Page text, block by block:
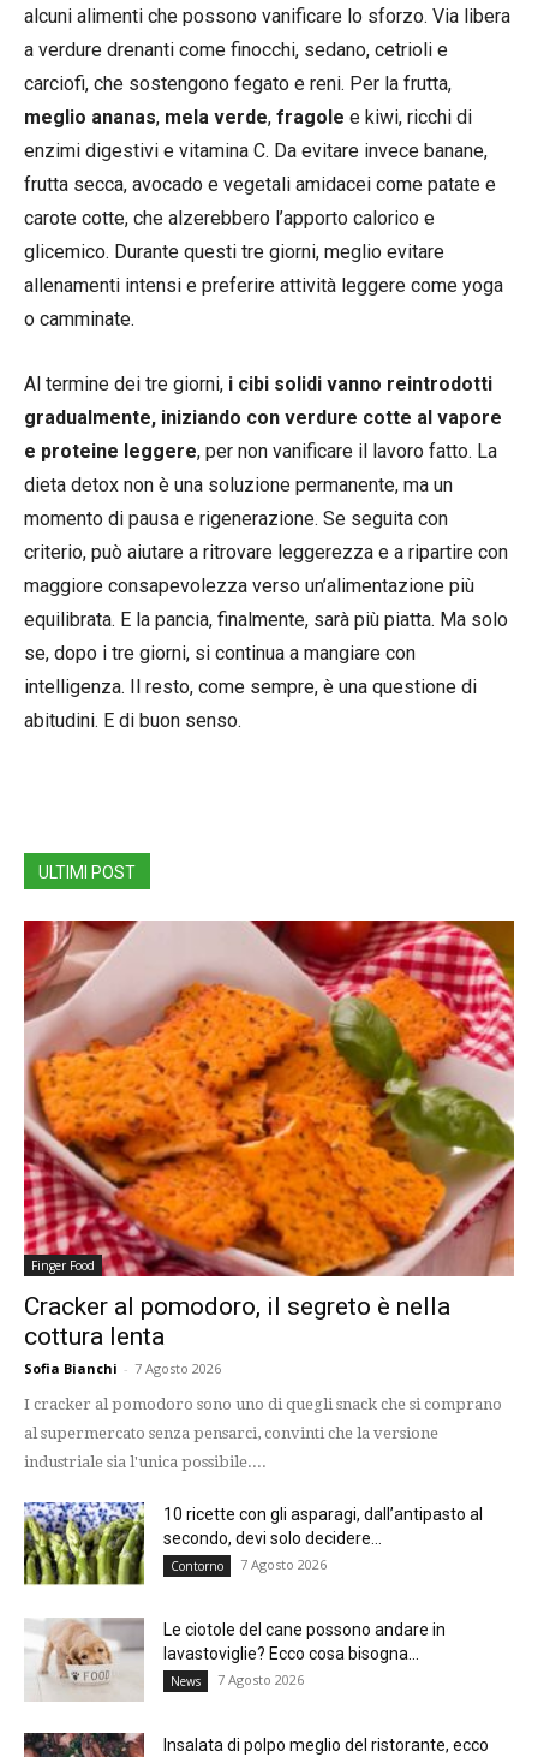
alcuni alimenti che possono vanificare lo sforzo. Via libera
a verdure drenanti come finocchi, sedano, cetrioli e
carciofi, che sostengono fegato e reni. Per la frutta,
meglio ananas, mela verde, fragole e kiwi, ricchi di
enzimi digestivi e vitamina C. Da evitare invece banane,
frutta secca, avocado e vegetali amidacei come patate e
carote cotte, che alzerebbero l’apporto calorico e
glicemico. Durante questi tre giorni, meglio evitare
allenamenti intensi e preferire attività leggere come yoga
o camminate.
Al termine dei tre giorni, i cibi solidi vanno reintrodotti
gradualmente, iniziando con verdure cotte al vapore
e proteine leggere, per non vanificare il lavoro fatto. La
dieta detox non è una soluzione permanente, ma un
momento di pausa e rigenerazione. Se seguita con
criterio, può aiutare a ritrovare leggerezza e a ripartire con
maggiore consapevolezza verso un’alimentazione più
equilibrata. E la pancia, finalmente, sarà più piatta. Ma solo
se, dopo i tre giorni, si continua a mangiare con
intelligenza. Il resto, come sempre, è una questione di
abitudini. E di buon senso.
ULTIMI POST
Finger Food
Cracker al pomodoro, il segreto è nella
cottura lenta
Sofia Bianchi - 7 Agosto 2026
I cracker al pomodoro sono uno di quegli snack che si comprano
al supermercato senza pensarci, convinti che la versione
industriale sia l'unica possibile....
10 ricette con gli asparagi, dall’antipasto al
secondo, devi solo decidere...
Contorno 7 Agosto 2026
Le ciotole del cane possono andare in
lavastoviglie? Ecco cosa bisogna...
News 7 Agosto 2026
Insalata di polpo meglio del ristorante, ecco